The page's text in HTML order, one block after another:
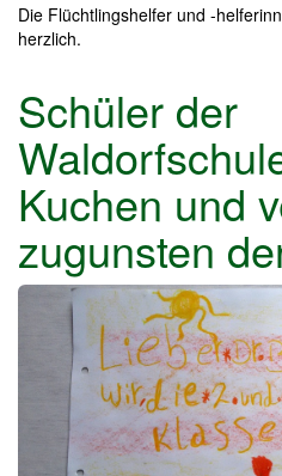
Die Flüchtlingshelfer und -
herzlich.
Schüler der
Kuchen und
zugunsten